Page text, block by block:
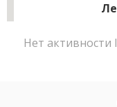
Нет активности